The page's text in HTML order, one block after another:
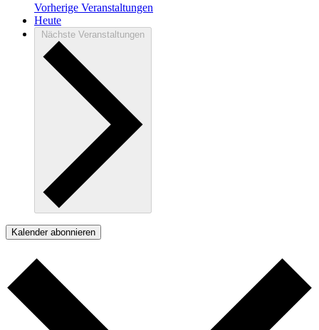
Vorherige Veranstaltungen
Heute
Nächste Veranstaltungen
Kalender abonnieren